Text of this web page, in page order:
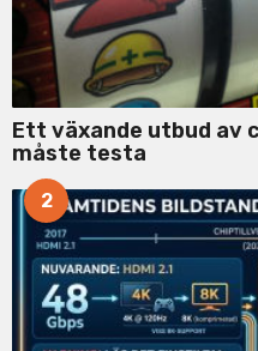
Ett växande utbud av
måste testa
2